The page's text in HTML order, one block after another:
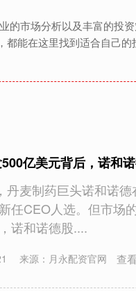
的市场分析以及丰富的投
能在这里找到适合自己
亿美元背后，诺和
丹麦制药巨头诺和诺
任CEO人选。但市场
诺和诺德股....
来源：月永配资官网 查